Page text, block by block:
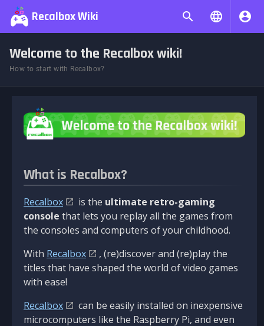
Recalbox Wiki
Welcome to the Recalbox wiki!
How to start with Recalbox?
What is Recalbox?
Recalbox is the ultimate retro-gaming
console that lets you replay all the games from
the consoles and computers of your childhood.
With Recalbox
, (re)discover and (re)play the
titles that have shaped the world of video games
with ease!
Recalbox
can be easily installed on inexpensive
microcomputers like the Raspberry Pi, and even